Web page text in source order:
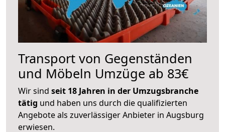
Transport von Gegenständen
und Möbeln Umzüge ab 83€
Wir sind seit 18 Jahren in der Umzugsbranche
tätig und haben uns durch die qualifizierten
Angebote als zuverlässiger Anbieter in Augsburg
erwiesen.